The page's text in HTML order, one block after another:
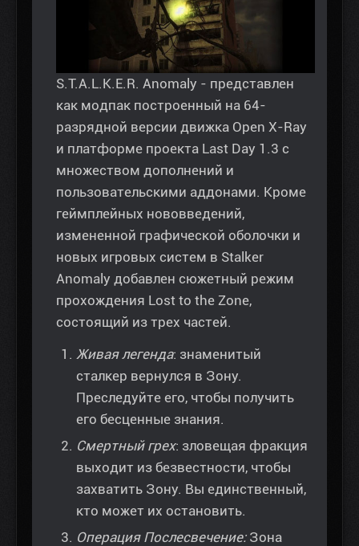
S.T.A.L.K.E.R. Anomaly - представлен
как модпак построенный на 64-
разрядной версии движка Open X-Ray
и платформе проекта Last Day 1.3 с
множеством дополнений и
пользовательскими аддонами. Кроме
геймплейных нововведений,
измененной графической оболочки и
новых игровых систем в Stalker
Anomaly добавлен сюжетный режим
прохождения Lost to the Zone,
состоящий из трех частей.
Живая легенда: знаменитый
сталкер вернулся в Зону.
Преследуйте его, чтобы получить
его бесценные знания.
Смертный грех: зловещая фракция
выходит из безвестности, чтобы
захватить Зону. Вы единственный,
кто может их остановить.
Операция Послесвечение:Зона